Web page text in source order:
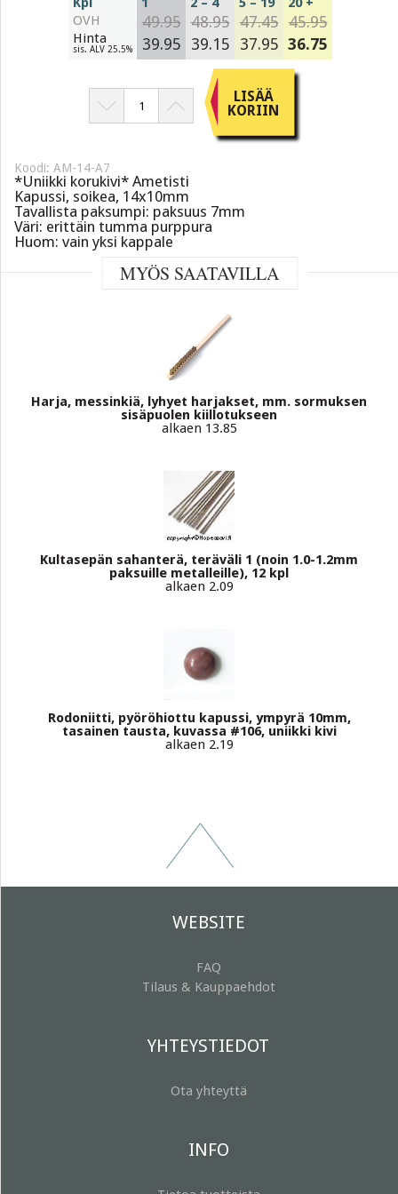
Koodi: AM-14-A7
*Uniikki korukivi* Ametisti
Kapussi, soikea, 14x10mm
Tavallista paksumpi: paksuus 7mm
Väri: erittäin tumma purppura
Huom: vain yksi kappale
OVH
Hinta
sis. ALV 25.5%
49.95
39.95
48.95
39.15
47.45
37.95
45.95
36.75
LISÄÄ
KORIIN
MYÖS SAATAVILLA
Harja, messinkiä, lyhyet harjakset, mm. sormuksen
sisäpuolen kiillotukseen
alkaen 13.85
Kultasepän sahanterä, teräväli 1 (noin 1.0-1.2mm
paksuille metalleille), 12 kpl
alkaen 2.09
Rodoniitti, pyöröhiottu kapussi, ympyrä 10mm,
tasainen tausta, kuvassa #106, uniikki kivi
alkaen 2.19
WEBSITE
FAQ
Tilaus & Kauppaehdot
YHTEYSTIEDOT
Ota yhteyttä
INFO